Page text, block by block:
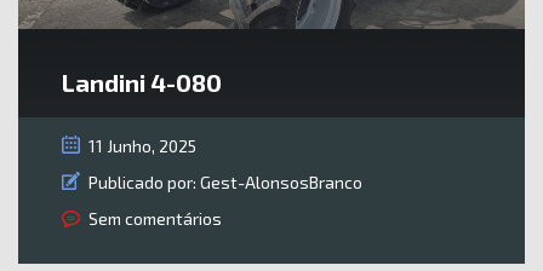
Landini 4-080
11 Junho, 2025
Publicado por: Gest-AlonsosBranco
Sem comentários